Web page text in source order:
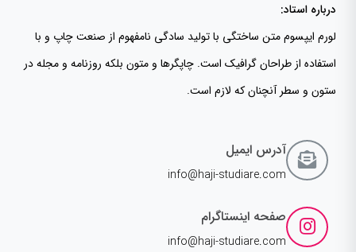
درباره استاد:
لورم ایپسوم متن ساختگی با تولید سادگی نامفهوم از صنعت چاپ و با
استفاده از طراحان گرافیک است. چاپگرها و متون بلکه روزنامه و مجله در
ستون و سطر آنچنان که لازم است.
آدرس ایمیل
info@haji-studiare.com
صفحه اینستاگرام
info@haji-studiare.com